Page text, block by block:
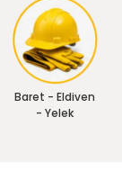
Baret - Eldiven
- Yelek